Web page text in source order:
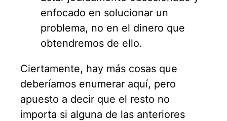
enfocado en solucionar un
problema, no en el dinero que
obtendremos de ello.
Ciertamente, hay más cosas que
deberíamos enumerar aquí, pero
apuesto a decir que el resto no
importa si alguna de las anteriores